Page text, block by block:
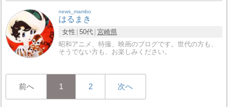
news_mambo
はるまき
女性 50代 宮崎県
昭和アニメ、特撮、映画のブログです。世代の方も、
そうでない方も、お楽しみください。
前へ 1 2 次へ